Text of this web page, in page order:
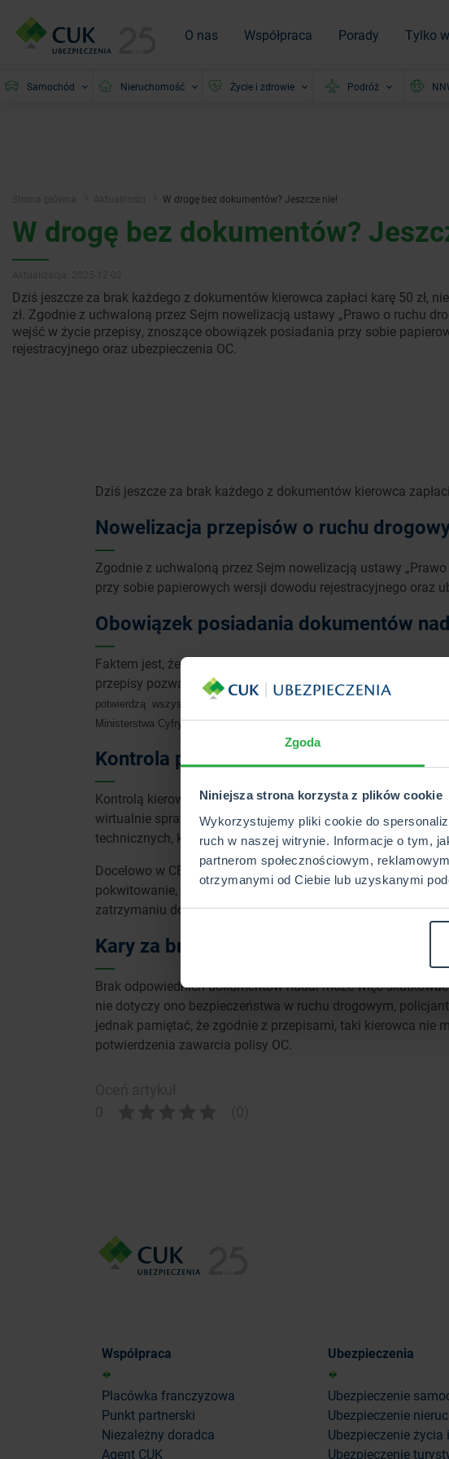
Zgoda
Niniejsza strona korzysta z plików cookie
Wykorzystujemy pliki cookie do
ruch w naszej witrynie. Informacje o tym,
partnerom społecznościowym,
otrzymanymi od Ciebie lub uzyskanymi
O nas Współpraca Porady Tylko
Samochód Nieruchomość Życie i zdrowie Podróż
W drogę bez dokumentów? Jeszcze nie!
W drogę bez dokumentów?
Dziś jeszcze za brak każdego z dokumentów kierowca zapłaci karę 50 zł,
zł. Zgodnie z uchwaloną przez Sejm nowelizacją ustawy „Prawo o ruchu
wejść w życie przepisy, znoszące obowiązek posiadania przy sobie
rejestracyjnego oraz ubezpieczenia OC.
Dziś jeszcze za brak każdego z dokumentów kierowca
Nowelizacja przepisów o ruchu
Zgodnie z uchwaloną przez Sejm nowelizacją ustawy
przy sobie papierowych wersji dowodu rejestracyjnego oraz
Obowiązek posiadania dokumentów
Faktem jest, że będziemy mogli jeździć bez posiadania
przepisy pozwalają na jazdę bez dowodu rejestracyjnego i
potwierdzą wszystkie służby, które mogą kontrolować auta na drogach.
Ministerstwa Cyfryzacji, a same zmiany wejdą w życie 3 miesiące po
Kontrola pojazdów i kierowców
Kontrolą kierowców w naszym kraju zajmuje się policja,
wirtualnie sprawdzić dane pojazdu w Centralnej Ewidencji
technicznych, które stanowią przyczynę opóźnienia się
Docelowo w CEPiK policjant będzie mógł nie tylko
pokwitowanie, a w bazie danych pojawi się odpowiednia
zatrzymaniu dokumentu.
Kary za brak dokumentów
Brak odpowiednich dokumentów nadal może więc
nie dotyczy ono bezpieczeństwa w ruchu drogowym,
jednak pamiętać, że zgodnie z przepisami, taki kierowca nie
potwierdzenia zawarcia polisy OC.
Współpraca
Placówka franczyzowa
Punkt partnerski
Niezależny doradca
Agent CUK
Ubezpieczenia
Ubezpieczenie
Ubezpieczenie
Ubezpieczenie życia
Ubezpieczenie